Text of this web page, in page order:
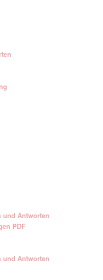
und Antworten
PDF
und Antworten